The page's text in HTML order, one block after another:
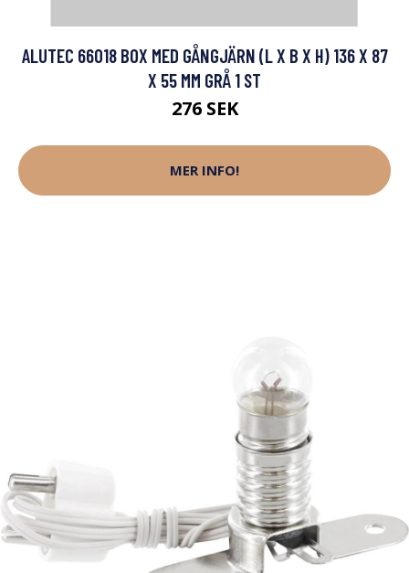
ALUTEC 66018 BOX MED GÅNGJÄRN (L X B X H) 136 X 87
X 55 MM GRÅ 1 ST
276 SEK
MER INFO!